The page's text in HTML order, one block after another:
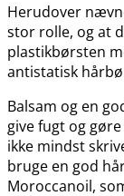
Herudover
stor rolle, og at
plastikbørsten
antistatisk
Balsam og en
give fugt og
ikke mindst
bruge en god
Moroccanoil,